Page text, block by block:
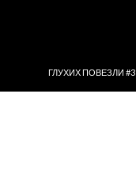
ГЛУХИХ ПОВЕЗЛИ #3